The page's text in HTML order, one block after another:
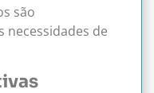
são
necessidades de